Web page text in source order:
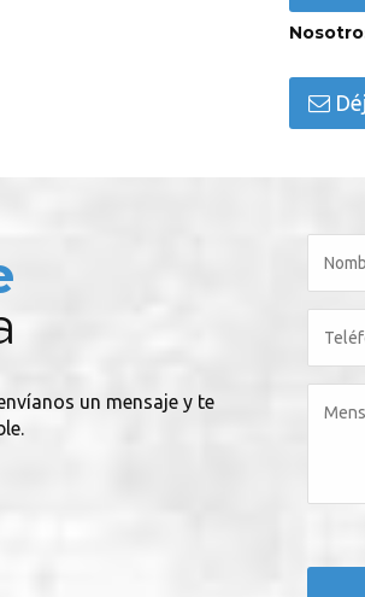
un mensaje y te